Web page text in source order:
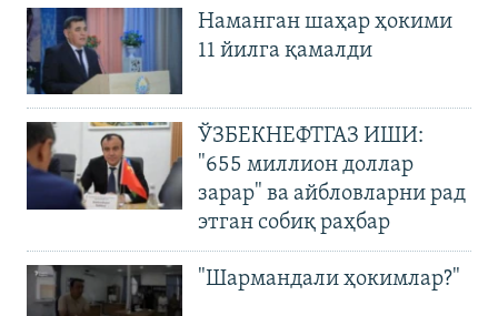
Наманган шаҳар ҳокими
11 йилга қамалди
ЎЗБЕКНЕФТГАЗ ИШИ:
"655 миллион доллар
зарар" ва айбловларни рад
этган собиқ раҳбар
"Шармандали ҳокимлар?"